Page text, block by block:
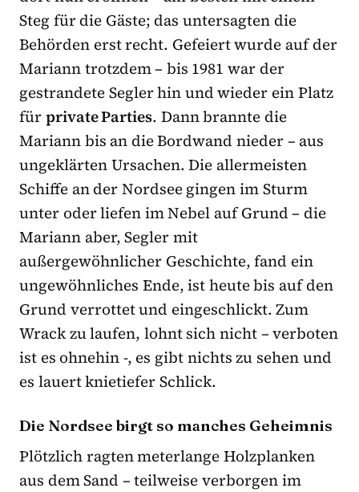
Steg für die Gäste; das untersagten die
Behörden erst recht. Gefeiert wurde auf der
Mariann trotzdem – bis 1981 war der
gestrandete Segler hin und wieder ein Platz
fürprivate Parties. Dann brannte die
Mariann bis an die Bordwand nieder – aus
ungeklärten Ursachen. Die allermeisten
Schiffe an der Nordsee gingen im Sturm
unter oder liefen im Nebel auf Grund – die
Mariann aber, Segler mit
außergewöhnlicher Geschichte, fand ein
ungewöhnliches Ende, ist heute bis auf den
Grund verrottet und eingeschlickt. Zum
Wrack zu laufen, lohnt sich nicht – verboten
ist es ohnehin -, es gibt nichts zu sehen und
es lauert knietiefer Schlick.
Die Nordsee birgt so manches Geheimnis
Plötzlich ragten meterlange Holzplanken
aus dem Sand – teilweise verborgen im